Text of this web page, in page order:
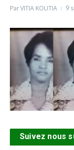
ParVITIA KOUTIA 9
Suivez nous